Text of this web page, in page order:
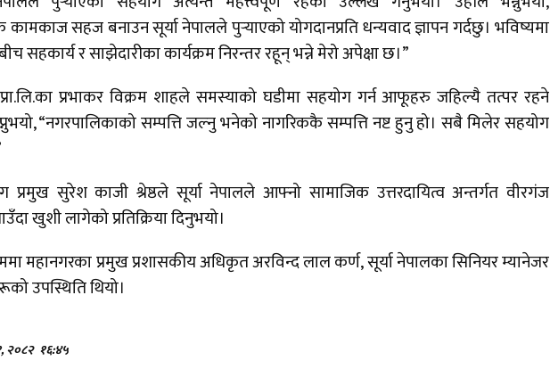
सहज बनाउन सूर्या नेपालले पुर्‍याएको योगदानप्रति धन्यवाद ज्ञापन गर्दछु। भविष्यमा
सहकार्य र साझेदारीका कार्यक्रम निरन्तर रहून् भन्ने मेरो अपेक्षा छ।”
प्रभाकर विक्रम शाहले समस्याको घडीमा सहयोग गर्न आफूहरु जहिल्यै तत्पर रहने
“नगरपालिकाको सम्पत्ति जल्नु भनेको नागरिककै सम्पत्ति नष्ट हुनु हो। सबै मिलेर सहयोग
प्रमुख सुरेश काजी श्रेष्ठले सूर्या नेपालले आफ्नो सामाजिक उत्तरदायित्व अन्तर्गत वीरगंज
खुशी लागेको प्रतिक्रिया दिनुभयो।
महानगरका प्रमुख प्रशासकीय अधिकृत अरविन्द लाल कर्ण, सूर्या नेपालका सिनियर म्यानेजर
उपस्थिति थियो।
२०८२ १६:४५